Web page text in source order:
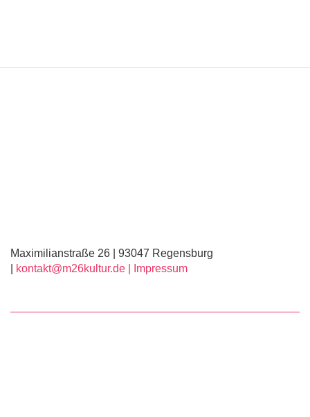
Maximilianstraße 26 | 93047 Regensburg
kontakt@m26kultur.de | Impressum